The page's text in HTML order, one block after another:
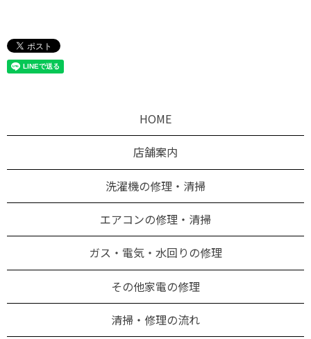
HOME
店舗案内
洗濯機の修理・清掃
エアコンの修理・清掃
ガス・電気・水回りの修理
その他家電の修理
清掃・修理の流れ